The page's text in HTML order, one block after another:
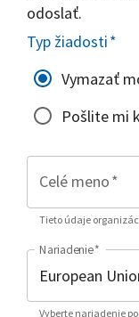
odoslať.
Typ žiadosti*
Vymazať
Pošlite mi
Celé meno*
Tieto údaje
Nariadenie*
Vyberte nariadenie